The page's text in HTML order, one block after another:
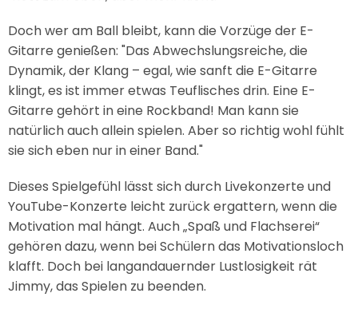
Doch wer am Ball bleibt, kann die Vorzüge der E-
Gitarre genießen: "Das Abwechslungsreiche, die
Dynamik, der Klang – egal, wie sanft die E-Gitarre
klingt, es ist immer etwas Teuflisches drin. Eine E-
Gitarre gehört in eine Rockband! Man kann sie
natürlich auch allein spielen. Aber so richtig wohl fühlt
sie sich eben nur in einer Band."
Dieses Spielgefühl lässt sich durch Livekonzerte und
YouTube-Konzerte leicht zurück ergattern, wenn die
Motivation mal hängt. Auch „Spaß und Flachserei“
gehören dazu, wenn bei Schülern das Motivationsloch
klafft. Doch bei langandauernder Lustlosigkeit rät
Jimmy, das Spielen zu beenden.